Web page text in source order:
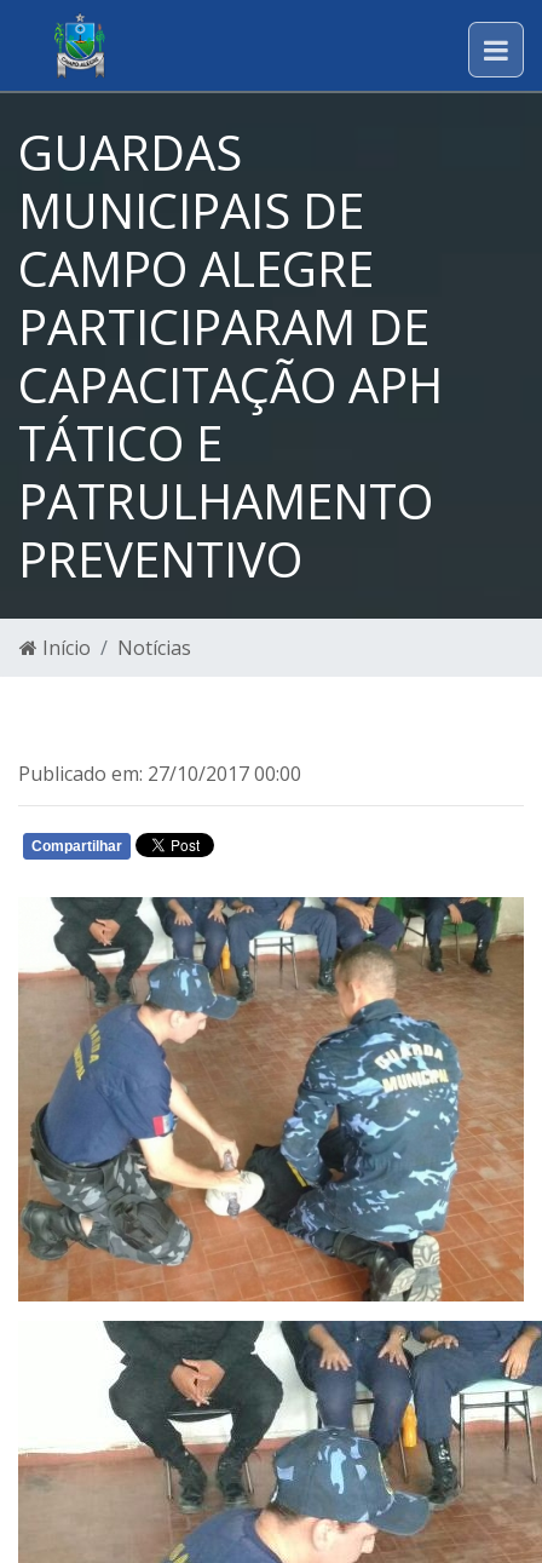
GUARDAS
MUNICIPAIS DE
CAMPO ALEGRE
PARTICIPARAM DE
CAPACITAÇÃO APH
TÁTICO E
PATRULHAMENTO
PREVENTIVO
Início Notícias
Publicado em: 27/10/2017 00:00
Compartilhar